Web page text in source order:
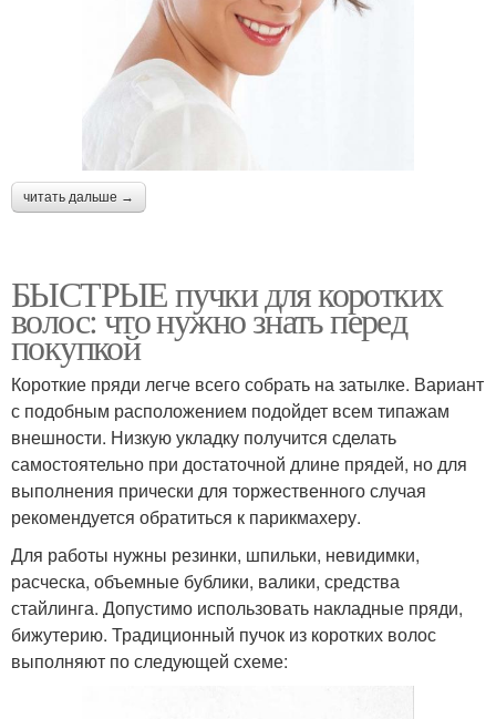
читать дальше →
БЫСТРЫЕ пучки для коротких
волос: что нужно знать перед
покупкой
Короткие пряди легче всего собрать на затылке. Вариант
с подобным расположением подойдет всем типажам
внешности. Низкую укладку получится сделать
самостоятельно при достаточной длине прядей, но для
выполнения прически для торжественного случая
рекомендуется обратиться к парикмахеру.
Для работы нужны резинки, шпильки, невидимки,
расческа, объемные бублики, валики, средства
стайлинга. Допустимо использовать накладные пряди,
бижутерию. Традиционный пучок из коротких волос
выполняют по следующей схеме: